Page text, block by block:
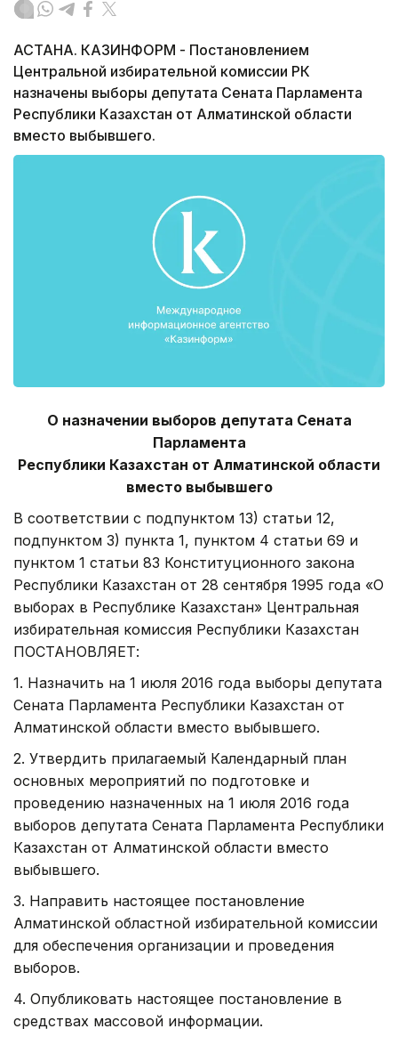
АСТАНА. КАЗИНФОРМ - Постановлением
Центральной избирательной комиссии РК
назначены выборы депутата Сената Парламента
Республики Казахстан от Алматинской области
вместо выбывшего.
О назначении выборов депутата Сената
Парламента
Республики Казахстан от Алматинской области
вместо выбывшего
В соответствии с подпунктом 13) статьи 12,
подпунктом 3) пункта 1, пунктом 4 статьи 69 и
пунктом 1 статьи 83 Конституционного закона
Республики Казахстан от 28 сентября 1995 года «О
выборах в Республике Казахстан» Центральная
избирательная комиссия Республики Казахстан
ПОСТАНОВЛЯЕТ:
1. Назначить на 1 июля 2016 года выборы депутата
Сената Парламента Республики Казахстан от
Алматинской области вместо выбывшего.
2. Утвердить прилагаемый Календарный план
основных мероприятий по подготовке и
проведению назначенных на 1 июля 2016 года
выборов депутата Сената Парламента Республики
Казахстан от Алматинской области вместо
выбывшего.
3. Направить настоящее постановление
Алматинской областной избирательной комиссии
для обеспечения организации и проведения
выборов.
4. Опубликовать настоящее постановление в
средствах массовой информации.